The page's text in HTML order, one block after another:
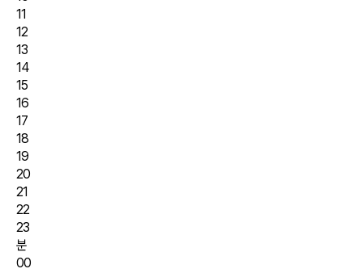
11
12
13
14
15
16
17
18
19
20
21
22
23
분
00